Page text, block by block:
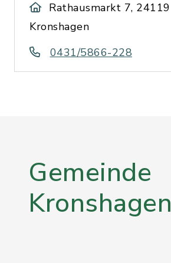
Rathausmarkt 7, 24119
Kronshagen
0431/5866-228
Gemeinde
Kronshagen